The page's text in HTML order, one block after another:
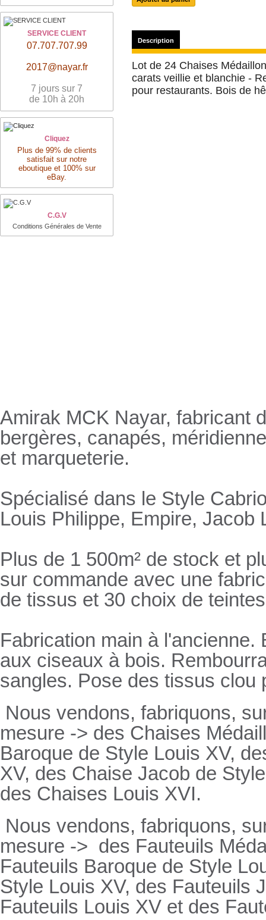
SERVICE CLIENT
07.707.707.99
2017@nayar.fr
7 jours sur 7
de 10h à 20h
Cliquez
Plus de 99% de clients
satisfait sur notre
eboutique et 100% sur
eBay.
C.G.V
Conditions Générales de Vente
Description
Lot de 24 Chaises
carats veillie et blanchie -
pour restaurants. Bois de
Amirak MCK Nayar, fabricant
bergères, canapés,
et marqueterie.
Spécialisé dans le Style
Louis Philippe, Empire, Jacob
Plus de 1 500m² de stock et
sur commande avec une
de tissus et 30 choix de
Fabrication main à
aux ciseaux à bois.
sangles. Pose des tissus clou
Nous vendons, fabriquons,
mesure -> des Chaises
Baroque de Style Louis XV,
XV, des Chaise Jacob de
des Chaises Louis XVI.
Nous vendons, fabriquons,
mesure -> des Fauteuils
Fauteuils Baroque de Style
Style Louis XV, des Fauteuils
Fauteuils Louis XV et des